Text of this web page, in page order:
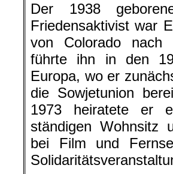
Der 1938
Friedensaktivist war
von Colorado nach
führte ihn in den
Europa, wo er
die Sowjetunion
1973 heiratete er
ständigen Wohnsitz
bei Film und